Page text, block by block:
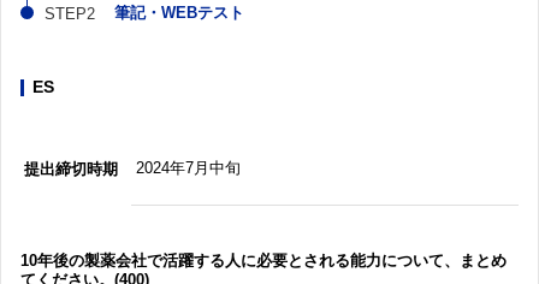
筆記・WEBテスト
ES
提出締切時期 2024年7月中旬
10年後の製薬会社で活躍する人に必要とされる能力について、まとめ
てください。(400)